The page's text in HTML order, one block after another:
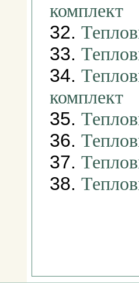
комплект
32.
33.
34.
комплект
35.
36.
37.
38.